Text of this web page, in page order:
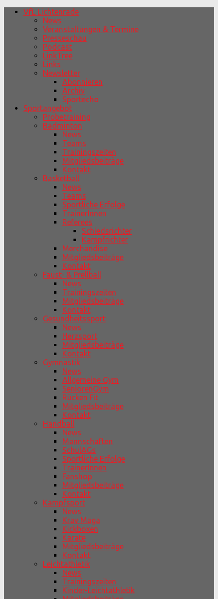
VfL Lichtenrade
News
Veranstaltungen & Termine
Presseschau
Podcast
LinkTree
Links
Newsletter
Abonnieren
Archiv
Sportecho
Sportangebot
Probetraining
Badminton
News
Teams
Trainingszeiten
Mitgliedsbeiträge
Kontakt
Basketball
News
Teams
Sportliche Erfolge
TrainerInnen
Referees
Schiedsrichter
Kampfrichter
Merchandise
Mitgliedsbeiträge
Kontakt
Faust- & Prellball
News
Trainingszeiten
Mitgliedsbeiträge
Kontakt
Gesundheitssport
News
Herzsport
Mitgliedsbeiträge
Kontakt
Gymnastik
News
Allgemeine Gym
SeniorenGym
Rücken Fit
Mitgliedsbeiträge
Kontakt
Handball
News
Mannschaften
SchulAGs
Sportliche Erfolge
TrainerInnen
Fanshop
Mitgliedsbeiträge
Kontakt
Kampfsport
News
Krav Maga
Kickboxen
Karate
Mitgliedsbeiträge
Kontakt
Leichtathletik
News
Trainingszeiten
Kinder-Leichtathletik